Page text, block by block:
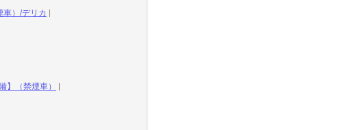
車）/デリカ
（禁煙車）